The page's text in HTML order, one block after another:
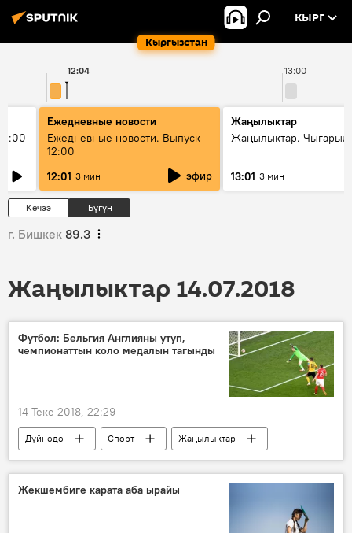
Кыргызстан
КЫРГ
13:00
12:04
Ежедневные новости
Ежедневные новости. Выпуск
12:00
12:01 3 мин эфир
Жаңылыктар
Жаңылыктар.
13:01 3 мин
Кечээ Бүгүн
г. Бишкек 89.3
Жаңылыктар 14.07.2018
Футбол: Бельгия Англияны утуп,
чемпионаттын коло медалын тагынды
14 Теке 2018, 22:29
Дүйнөдө Спорт
Жаңылыктар
Россиядагы футбол боюнча дүйнө чемпионаты
Бельгия
Англия
Жекшембиге карата аба ырайы